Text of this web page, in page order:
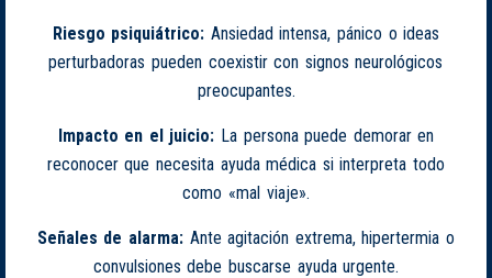
Riesgo psiquiátrico: Ansiedad intensa, pánico o ideas
perturbadoras pueden coexistir con signos neurológicos
preocupantes.
Impacto en el juicio: La persona puede demorar en
reconocer que necesita ayuda médica si interpreta todo
como «mal viaje».
Señales de alarma: Ante agitación extrema, hipertermia o
convulsiones debe buscarse ayuda urgente.